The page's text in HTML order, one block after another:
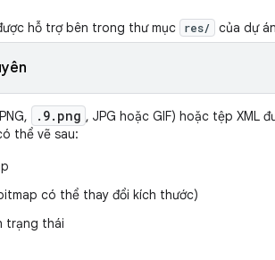
hỗ trợ bên trong thư mục res/ của dự
.9.png , JPG hoặc GIF) hoặc tệp XML
thể vẽ sau:
có thể thay đổi kích thước)
trạng thái